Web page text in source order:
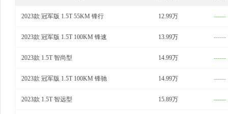
2023款 冠军版 1.5T 55KM 锋行 12.99万 ------
2023款 冠军版 1.5T 100KM 锋速 13.99万 ------
2023款 1.5T 智尚型 14.99万 ------
2023款 冠军版 1.5T 100KM 锋驰 14.99万 ------
2023款 1.5T 智远型 15.89万 ------